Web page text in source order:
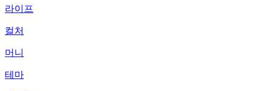
라이프
컬처
머니
테마